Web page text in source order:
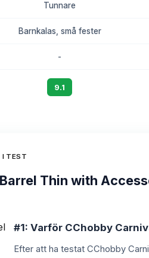
Tunnare
Barnkalas, små fester
-
9.1
I TEST
Thin with
#1: Varför CChobby
Efter att ha testat CChobby